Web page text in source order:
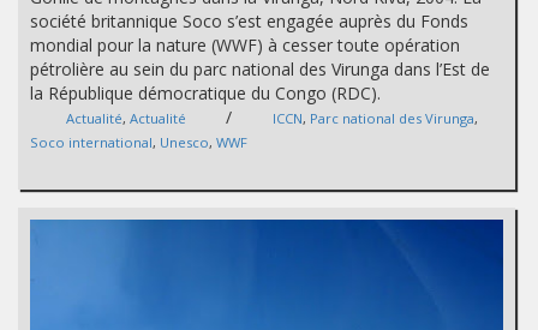
société britannique Soco s’est engagée auprès du Fonds
mondial pour la nature (WWF) à cesser toute opération
pétrolière au sein du parc national des Virunga dans l’Est de
la République démocratique du Congo (RDC).
Actualité, Actualité / ICCN, Parc national des Virunga,
Soco international, Unesco, WWF